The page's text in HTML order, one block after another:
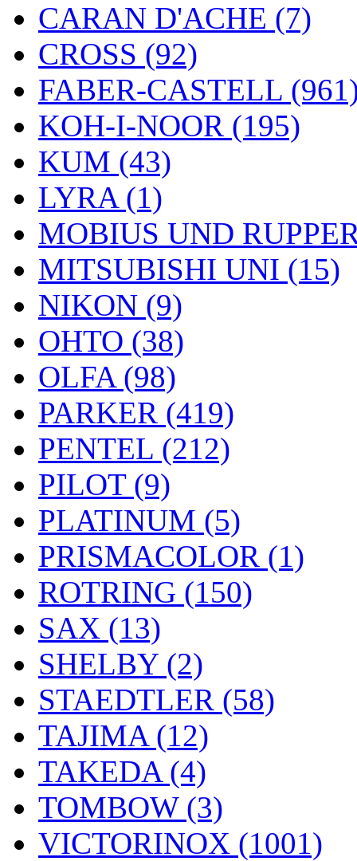
CARAN D'ACHE (7)
CROSS (92)
FABER-CASTELL
KOH-I-NOOR (195)
KUM (43)
LYRA (1)
MOBIUS UND
MITSUBISHI UNI (15)
NIKON (9)
OHTO (38)
OLFA (98)
PARKER (419)
PENTEL (212)
PILOT (9)
PLATINUM (5)
PRISMACOLOR (1)
ROTRING (150)
SAX (13)
SHELBY (2)
STAEDTLER (58)
TAJIMA (12)
TAKEDA (4)
TOMBOW (3)
VICTORINOX (1001)